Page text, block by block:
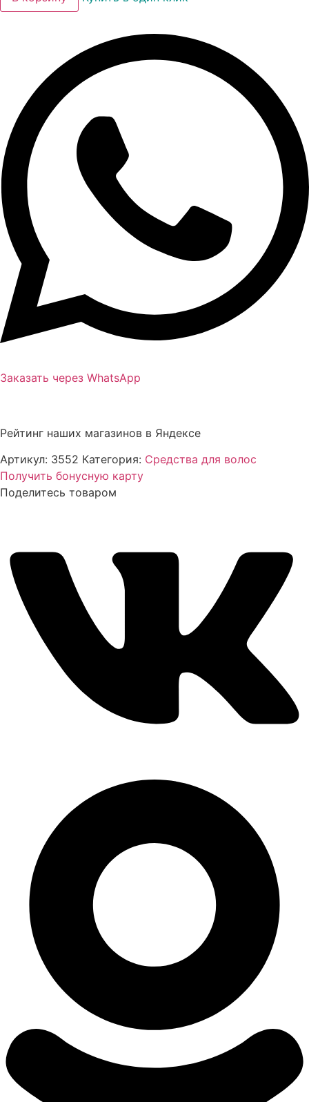
экстрактом
Заказать через WhatsApp
Рейтинг наших магазинов в Яндексе
Артикул: 3552 Категория: Средства для волос
Получить бонусную карту
Поделитесь товаром